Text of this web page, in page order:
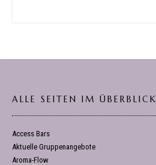
ALLE SEITEN IM ÜBERBLICK
Access Bars
Aktuelle Gruppenangebote
Aroma-Flow